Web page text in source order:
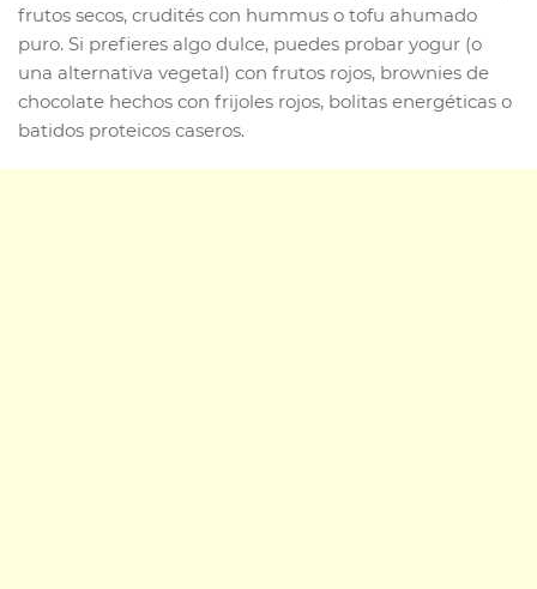
frutos secos, crudités con hummus o tofu ahumado
puro. Si prefieres algo dulce, puedes probar yogur (o
una alternativa vegetal) con frutos rojos, brownies de
chocolate hechos con frijoles rojos, bolitas energéticas o
batidos proteicos caseros.